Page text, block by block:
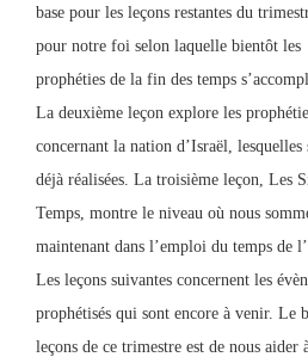
base pour les leçons restantes du
pour notre foi selon laquelle bientôt les
prophéties de la fin des temps
La deuxième leçon explore les
concernant la nation d’Israël, lesquelles
déjà réalisées. La troisième leçon, Les
Temps, montre le niveau où nous
maintenant dans l’emploi du temps de
Les leçons suivantes concernent les
prophétisés qui sont encore à venir. Le
leçons de ce trimestre est de nous aider